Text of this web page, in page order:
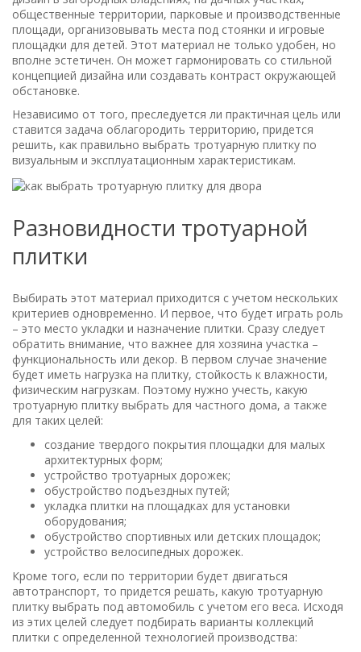
общественные территории, парковые и производственные
площади, организовывать места под стоянки и игровые
площадки для детей. Этот материал не только удобен, но
вполне эстетичен. Он может гармонировать со стильной
концепцией дизайна или создавать контраст окружающей
обстановке.
Независимо от того, преследуется ли практичная цель или
ставится задача облагородить территорию, придется
решить, как правильно выбрать тротуарную плитку по
визуальным и эксплуатационным характеристикам.
Разновидности тротуарной
плитки
Выбирать этот материал приходится с учетом нескольких
критериев одновременно. И первое, что будет играть роль
– это место укладки и назначение плитки. Сразу следует
обратить внимание, что важнее для хозяина участка –
функциональность или декор. В первом случае значение
будет иметь нагрузка на плитку, стойкость к влажности,
физическим нагрузкам. Поэтому нужно учесть, какую
тротуарную плитку выбрать для частного дома, а также
для таких целей:
создание твердого покрытия площадки для малых
архитектурных форм;
устройство тротуарных дорожек;
обустройство подъездных путей;
укладка плитки на площадках для установки
оборудования;
обустройство спортивных или детских площадок;
устройство велосипедных дорожек.
Кроме того, если по территории будет двигаться
автотранспорт, то придется решать, какую тротуарную
плитку выбрать под автомобиль с учетом его веса. Исходя
из этих целей следует подбирать варианты коллекций
плитки с определенной технологией производства: